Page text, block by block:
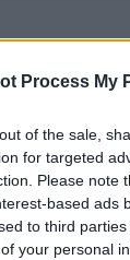
Process My
of the sale,
for targeted
Please note
based ads
to third
your personal